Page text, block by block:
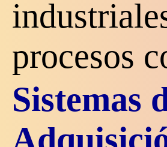
procesos
Sistemas